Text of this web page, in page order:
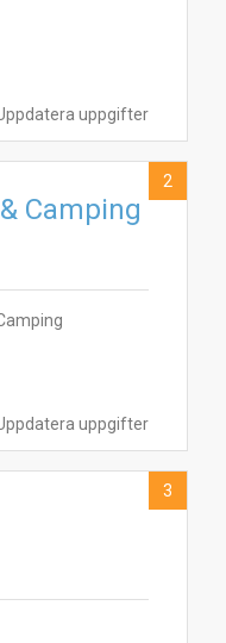
uppgifter
uppgifter
Camping
2
3